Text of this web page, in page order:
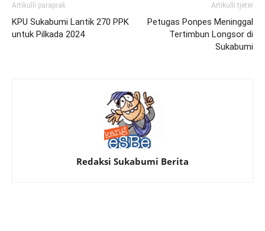
Artikulli paraprak
KPU Sukabumi Lantik 270 PPK
untuk Pilkada 2024
Artikulli tjetër
Petugas Ponpes Meninggal
Tertimbun Longsor di
Sukabumi
Redaksi Sukabumi Berita